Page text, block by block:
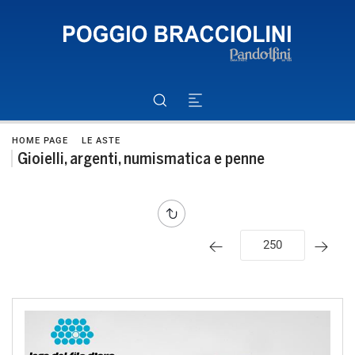
HOME PAGE LE ASTE
Gioielli, argenti, numismatica e penne